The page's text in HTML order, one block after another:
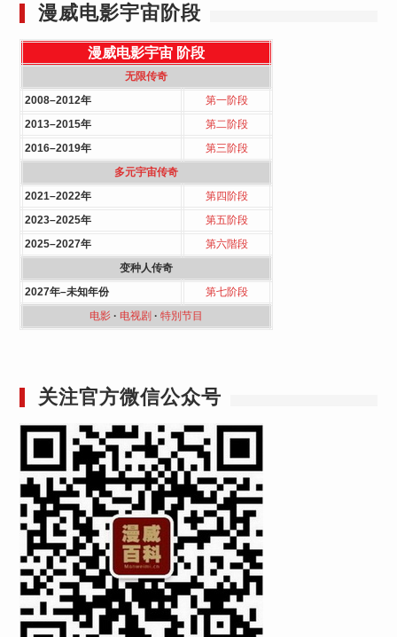
漫威电影宇宙阶段
漫威电影宇宙 阶段
无限传奇
2008–2012年
第一阶段
2013–2015年
第二阶段
2016–2019年
第三阶段
多元宇宙传奇
2021–2022年
第四阶段
2023–2025年
第五阶段
2025–2027年
第六階段
变种人传奇
2027年–未知年份
第七阶段
电影· 电视剧 · 特別节目
关注官方微信公众号